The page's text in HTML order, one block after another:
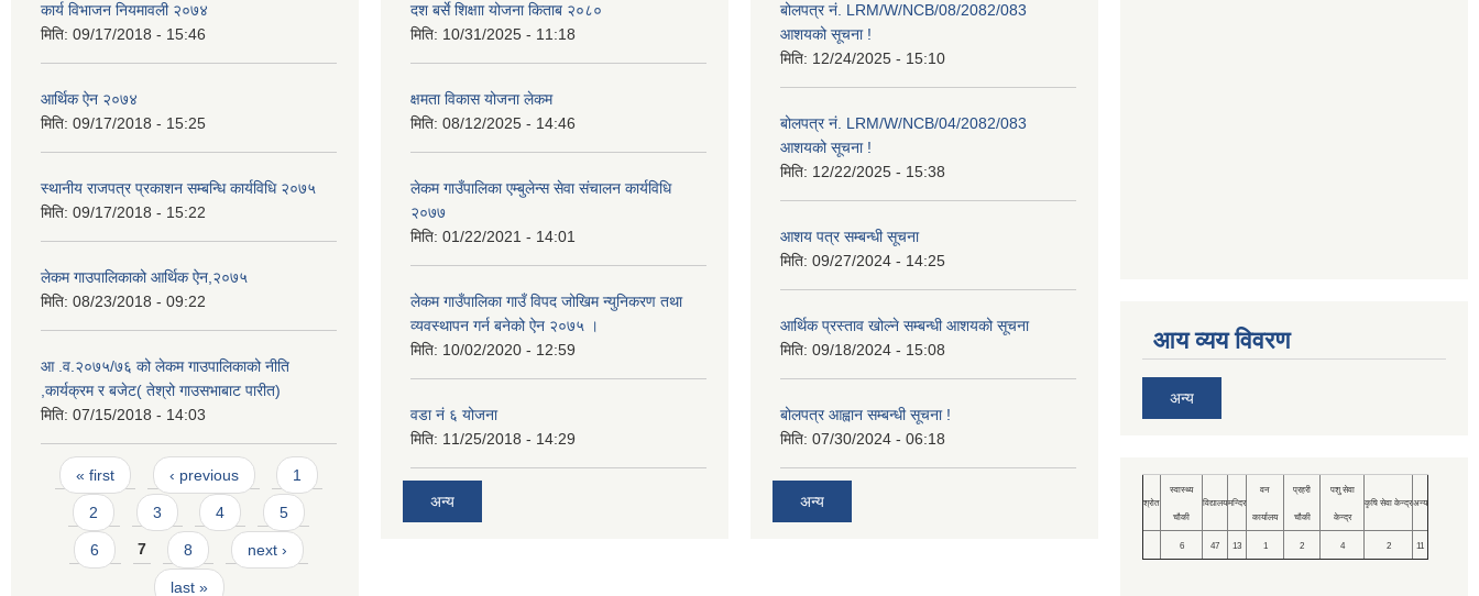
कार्य विभाजन नियमावली २०७४
मिति: 09/17/2018 - 15:46
आर्थिक ऐन २०७४
मिति: 09/17/2018 - 15:25
स्थानीय राजपत्र प्रकाशन सम्बन्धि कार्यविधि २०७५
मिति: 09/17/2018 - 15:22
लेकम गाउपालिकाको आर्थिक ऐन,२०७५
मिति: 08/23/2018 - 09:22
आ .व.२०७५/७६ को लेकम गाउपालिकाको नीति
,कार्यक्रम र बजेट( तेश्रो गाउसभाबाट पारीत)
मिति: 07/15/2018 - 14:03
Pages
« first ‹ previous 1
2 3 4 5
6 7 8 next ›
last »
दश बर्से शिक्षाा योजना किताब २०८०
मिति: 10/31/2025 - 11:18
क्षमता विकास योजना लेकम
मिति: 08/12/2025 - 14:46
लेकम गाउँपालिका एम्बुलेन्स सेवा संचालन कार्यविधि
२०७७
मिति: 01/22/2021 - 14:01
लेकम गाउँपालिका गाउँ विपद जोखिम न्युनिकरण तथा
व्यवस्थापन गर्न बनेको ऐन २०७५ ।
मिति: 10/02/2020 - 12:59
वडा नं ६ योजना
मिति: 11/25/2018 - 14:29
अन्य
बोलपत्र नं. LRM/W/NCB/08/2082/083
आशयको सूचना !
मिति: 12/24/2025 - 15:10
बोलपत्र नं. LRM/W/NCB/04/2082/083
आशयको सूचना !
मिति: 12/22/2025 - 15:38
आशय पत्र सम्बन्धी सूचना
मिति: 09/27/2024 - 14:25
आर्थिक प्रस्ताव खोल्ने सम्बन्धी आशयको सूचना
मिति: 09/18/2024 - 15:08
बोलपत्र आह्वान सम्बन्धी सूचना !
मिति: 07/30/2024 - 06:18
अन्य
आय व्यय विवरण
अन्य
श्रोत
स्वास्थ्य
चौकी
विद्यालयमन्दिर
वन
कार्यालय
प्रहरी
चौकी
पशु सेवा
केन्द्र
कृषि सेवा केन्द्रअन्य
6 47 13 1 2 4 2 11